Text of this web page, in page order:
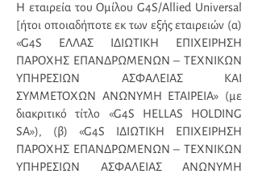
Η εταιρεία του Ομίλου G4S/Allied Universal
[ήτοι οποιαδήποτε εκ των εξής εταιρειών (α)
«G4S ΕΛΛΑΣ ΙΔΙΩΤΙΚΗ ΕΠΙΧΕΙΡΗΣΗ
ΠΑΡΟΧΗΣ ΕΠΑΝΔΡΩΜΕΝΩΝ – ΤΕΧΝΙΚΩΝ
ΥΠΗΡΕΣΙΩΝ ΑΣΦΑΛΕΙΑΣ ΚΑΙ
ΣΥΜΜΕΤΟΧΩΝ ΑΝΩΝΥΜΗ ΕΤΑΙΡΕΙΑ» (με
διακριτικό τίτλο «G4S HELLAS HOLDING
SA»), (β) «G4S ΙΔΙΩΤΙΚΗ ΕΠΙΧΕΙΡΗΣΗ
ΠΑΡΟΧΗΣ ΕΠΑΝΔΡΩΜΕΝΩΝ – ΤΕΧΝΙΚΩΝ
ΥΠΗΡΕΣΙΩΝ ΑΣΦΑΛΕΙΑΣ ΑΝΩΝΥΜΗ